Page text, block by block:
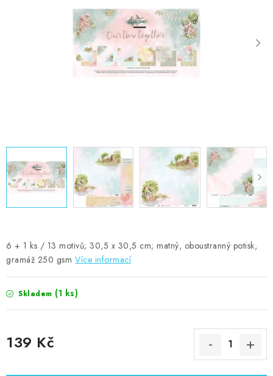
MOJE OBJEDNÁVKA
Moje objednávka
6 + 1 ks / 13 motivů; 30,5 x 30,5 cm; matný, oboustranný potisk,
gramáž 250 gsm Více informací
Skladem (1 ks)
139 Kč